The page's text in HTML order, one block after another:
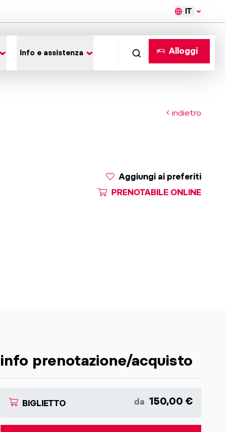
IT
Info e assistenza Alloggi
indietro
Aggiungi ai preferiti
PRENOTABILE ONLINE
info prenotazione/acquisto
BIGLIETTO da 150,00 €